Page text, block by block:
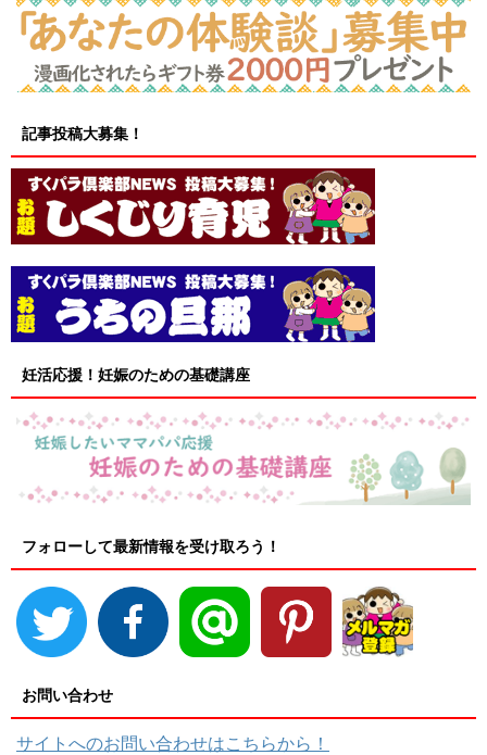
記事投稿大募集！
妊活応援！妊娠のための基礎講座
フォローして最新情報を受け取ろう！
お問い合わせ
サイトへのお問い合わせはこちらから！